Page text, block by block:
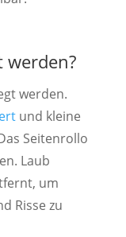
werden?
werden.
und kleine
Seitenrollo
Laub
um
Risse zu